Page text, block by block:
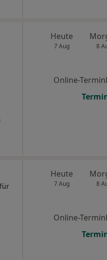
Heute
7 Aug 8
Online-
Heute
7 Aug 8
Online-